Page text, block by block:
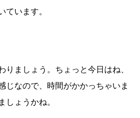
ています。
ましょう。ちょっと今日はね、
じなので、時間がかかっちゃいま
しょうかね。